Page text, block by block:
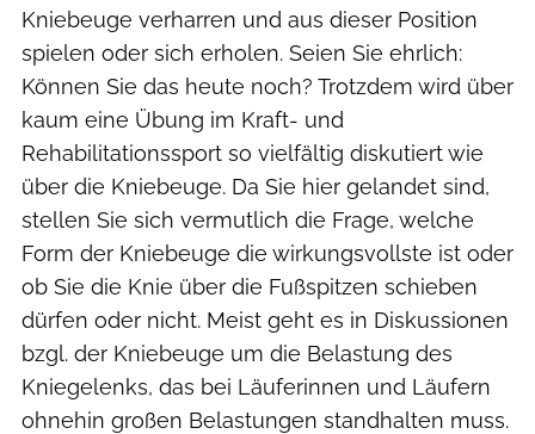
Kniebeuge verharren und aus dieser Position
spielen oder sich erholen. Seien Sie ehrlich:
Können Sie das heute noch? Trotzdem wird über
kaum eine Übung im Kraft- und
Rehabilitationssport so vielfältig diskutiert wie
über die Kniebeuge. Da Sie hier gelandet sind,
stellen Sie sich vermutlich die Frage, welche
Form der Kniebeuge die wirkungsvollste ist oder
ob Sie die Knie über die Fußspitzen schieben
dürfen oder nicht. Meist geht es in Diskussionen
bzgl. der Kniebeuge um die Belastung des
Kniegelenks, das bei Läuferinnen und Läufern
ohnehin großen Belastungen standhalten muss.